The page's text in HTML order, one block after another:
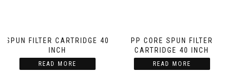
SPUN FILTER CARTRIDGE 40
INCH
READ MORE
PP CORE SPUN FILTER
CARTRIDGE 40 INCH
READ MORE